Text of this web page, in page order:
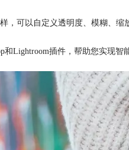
样，可以自定义透明度、模糊、
和Lightroom插件，帮助您实现